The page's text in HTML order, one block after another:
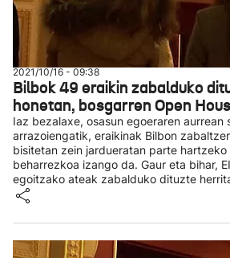
2021/10/16 - 09:38
Bilbok 49 eraikin zabalduko
honetan, bosgarren Open
Iaz bezalaxe, osasun egoeraren aurrean
arrazoiengatik, eraikinak Bilbon
bisitetan zein jardueratan parte
beharrezkoa izango da. Gaur eta bihar,
egoitzako ateak zabalduko dituzte